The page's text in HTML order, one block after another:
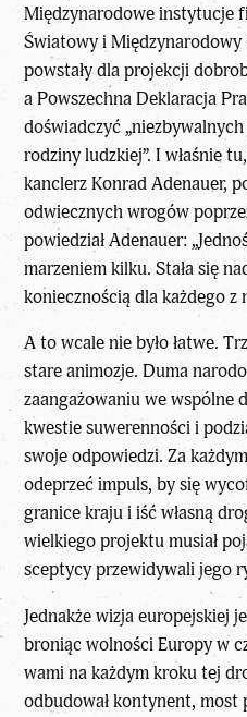
Międzynarodowe instytucje
Światowy i Międzynarodowy
powstały dla projekcji
a Powszechna Deklaracja
doświadczyć
rodziny ludzkiej”. I właśnie
kanclerz Konrad Adenauer,
odwiecznych wrogów
powiedział Adenauer:
marzeniem kilku. Stała się
koniecznością dla każdego z
A to wcale nie było łatwe.
stare animozje. Duma
zaangażowaniu we wspólne
kwestie suwerenności i
swoje odpowiedzi. Za
odeprzeć impuls, by się
granice kraju i iść własną
wielkiego projektu musiał
sceptycy przewidywali jego
Jednakże wizja europejskiej
broniąc wolności Europy w
wami na każdym kroku tej
odbudował kontynent, most